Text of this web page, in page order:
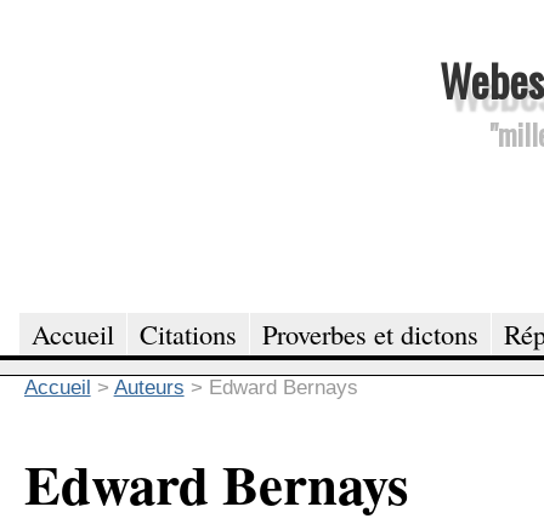
Accueil Citations Proverbes et dictons
Accueil > Auteurs > Edward Bernays
Edward Bernays